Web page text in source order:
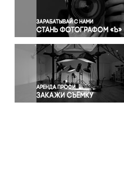
Правосудие
Происшествия и конфликты
Религия
Светская жизнь
Спорт
Экология
Экономика и бизнес